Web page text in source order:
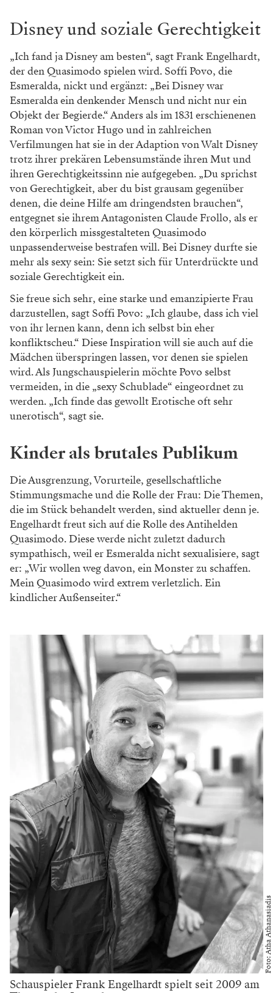
Disney und soziale Gerechtigkeit
„Ich fand ja Disney am besten“, sagt Frank Engelhardt,
der den Quasimodo spielen wird. Soffi Povo, die
Esmeralda, nickt und ergänzt: „Bei Disney war
Esmeralda ein denkender Mensch und nicht nur ein
Objekt der Begierde.“ Anders als im 1831 erschienenen
Roman von Victor Hugo und in zahlreichen
Verfilmungen hat sie in der Adaption von Walt Disney
trotz ihrer prekären Lebensumstände ihren Mut und
ihren Gerechtigkeitssinn nie aufgegeben. „Du sprichst
von Gerechtigkeit, aber du bist grausam gegenüber
denen, die deine Hilfe am dringendsten brauchen“,
entgegnet sie ihrem Antagonisten Claude Frollo, als er
den körperlich missgestalteten Quasimodo
unpassenderweise bestrafen will. Bei Disney durfte sie
mehr als sexy sein: Sie setzt sich für Unterdrückte und
soziale Gerechtigkeit ein.
Sie freue sich sehr, eine starke und emanzipierte Frau
darzustellen, sagt ­Soffi Povo: „Ich glaube, dass ich viel
von ihr lernen kann, denn ich selbst bin eher
konfliktscheu.“ Diese Inspiration will sie auch auf die
Mädchen überspringen lassen, vor denen sie spielen
wird. Als Jungschauspielerin möchte Povo selbst
vermeiden, in die „sexy Schub­lade“ eingeordnet zu
werden. „Ich finde das gewollt Erotische oft sehr
unerotisch“, sagt sie.
Kinder als brutales Publikum
Die Ausgrenzung, Vorurteile, gesellschaftliche
Stimmungsmache und die Rolle der Frau: Die Themen,
die im Stück behandelt werden, sind aktueller denn je.
Engelhardt freut sich auf die Rolle des Antihelden
Quasimodo. Diese werde nicht zuletzt dadurch
sympathisch, weil er Esmeralda nicht ­sexualisiere, sagt
er: „Wir wollen weg davon, ein Monster zu schaffen.
Mein Quasimodo wird extrem verletzlich. Ein
kindlicher Außenseiter.“
Foto: Atha Athanasiadis
Schauspieler Frank Engelhardt spielt seit 2009 am